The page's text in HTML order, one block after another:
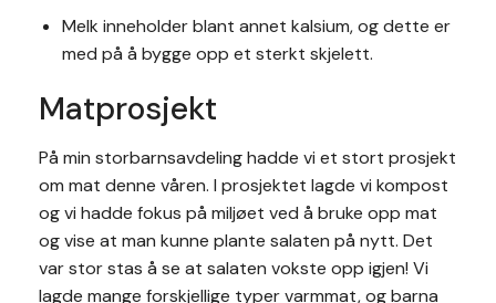
Melk inneholder blant annet kalsium, og dette er
med på å bygge opp et sterkt skjelett.
Matprosjekt
På min storbarnsavdeling hadde vi et stort prosjekt
om mat denne våren. I prosjektet lagde vi kompost
og vi hadde fokus på miljøet ved å bruke opp mat
og vise at man kunne plante salaten på nytt. Det
var stor stas å se at salaten vokste opp igjen! Vi
lagde mange forskjellige typer varmmat, og barna